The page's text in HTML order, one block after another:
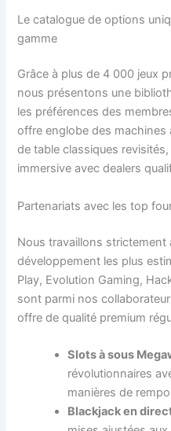
Le catalogue de options
gamme
Grâce à plus de 4 000 jeux
nous présentons une
les préférences des
offre englobe des
de table classiques
immersive avec dealers
Partenariats avec les top
Nous travaillons strictement
développement les plus
Play, Evolution Gaming,
sont parmi nos
offre de qualité premium
Slots à sous
révolutionnaires
manières de
Blackjack en